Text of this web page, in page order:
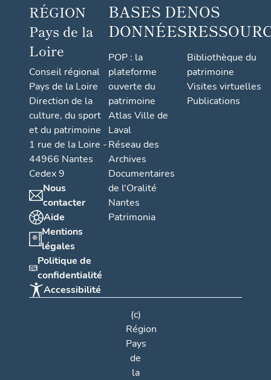
RÉGION
Pays de la
Loire
Conseil régional
Pays de la Loire
Direction de la
culture, du sport
et du patrimoine
1 rue de la Loire -
44966 Nantes
Cedex 9
Nous
contacter
Aide
Mentions
légales
Politique de
confidentialité
Accessibilité
BASES DE
DONNÉES
POP : la
plateforme
ouverte du
patrimoine
Atlas Ville de
Laval
Réseau des
Archives
Documentaires
de l'Oralité
Nantes
Patrimonia
NOS
Bibliothèque du
patrimoine
Visites virtuelles
Publications
(c)
Région
Pays
de
la